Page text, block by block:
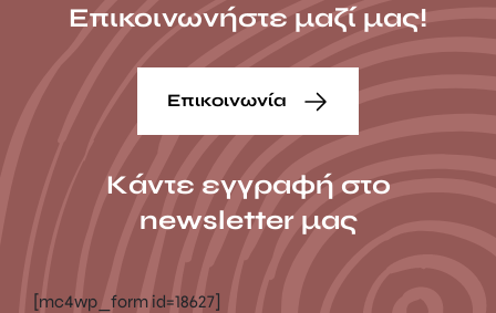
Επικοινωνήστε μαζί μας!
Επικοινωνία
Κάντε εγγραφή στο
newsletter μας
[mc4wp_form id=18627]